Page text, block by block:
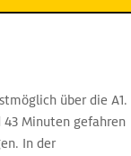
über die A1.
Minuten gefahren
In der